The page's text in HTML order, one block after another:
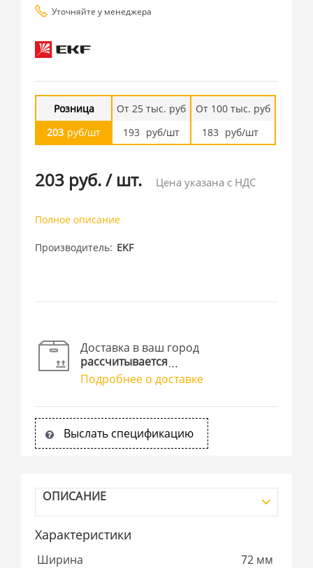
Уточняйте у менеджера
Розница
203 руб/шт
От 25 тыс. руб
193 руб/шт
От 100 тыс. руб
183 руб/шт
203 руб./ шт. Цена указана с НДС
Полное описание
Производитель EKF
Доставка в ваш город
рассчитывается
Подробнее о доставке
Выслать спецификацию
ОПИСАНИЕ
Характеристики
Ширина
72 мм